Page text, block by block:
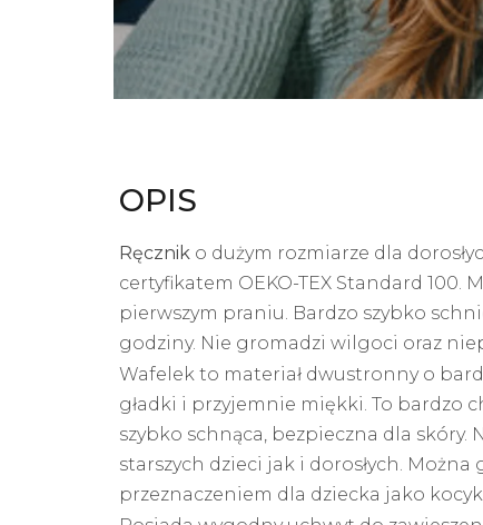
OPIS
Ręcznik o dużym rozmiarze dla
certyfikatem OEKO-TEX Standard
pierwszym praniu. Bardzo szybko
godziny. Nie gromadzi wilgoci oraz
Wafelek to materiał dwustronny o
gładki i przyjemnie miękki. To bardzo
szybko schnąca, bezpieczna dla
starszych dzieci jak i dorosłych.
przeznaczeniem dla dziecka jako